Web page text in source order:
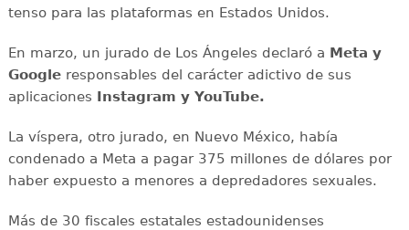
tenso para las plataformas en Estados Unidos.
En marzo, un jurado de Los Ángeles declaró a Meta y
Googleresponsables del carácter adictivo de sus
aplicaciones Instagram y YouTube.
La víspera, otro jurado, en Nuevo México, había
condenado a Meta a pagar 375 millones de dólares por
haber expuesto a menores a depredadores sexuales.
Más de 30 fiscales estatales estadounidenses